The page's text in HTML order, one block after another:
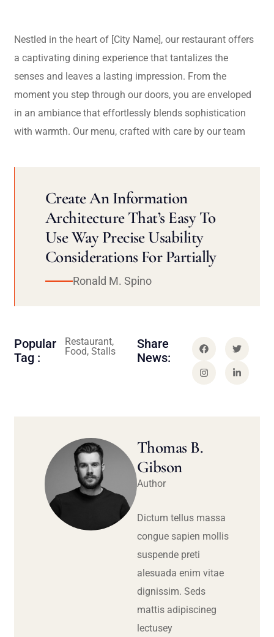
Nestled in the heart of [City Name], our restaurant offers
a captivating dining experience that tantalizes the
senses and leaves a lasting impression. From the
moment you step through our doors, you are enveloped
in an ambiance that effortlessly blends sophistication
with warmth. Our menu, crafted with care by our team
Create An Information
Architecture That’s Easy To
Use Way Precise Usability
Considerations For Partially
Ronald M. Spino
Popular
Tag :
Restaurant,
Food, Stalls
Share
News:
Thomas B.
Gibson
Author
Dictum tellus massa
congue sapien mollis
suspende preti
alesuada enim vitae
dignissim. Seds
mattis adipiscineg
lectusey